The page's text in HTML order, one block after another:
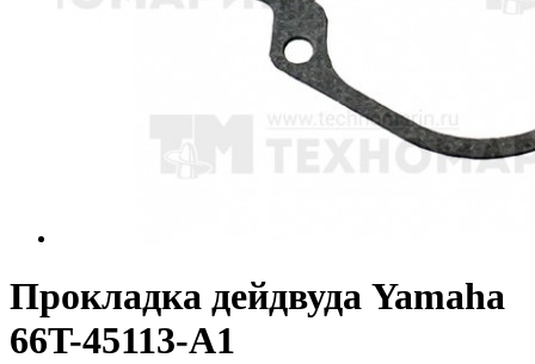
Прокладка дейдвуда Yamaha
66T-45113-A1